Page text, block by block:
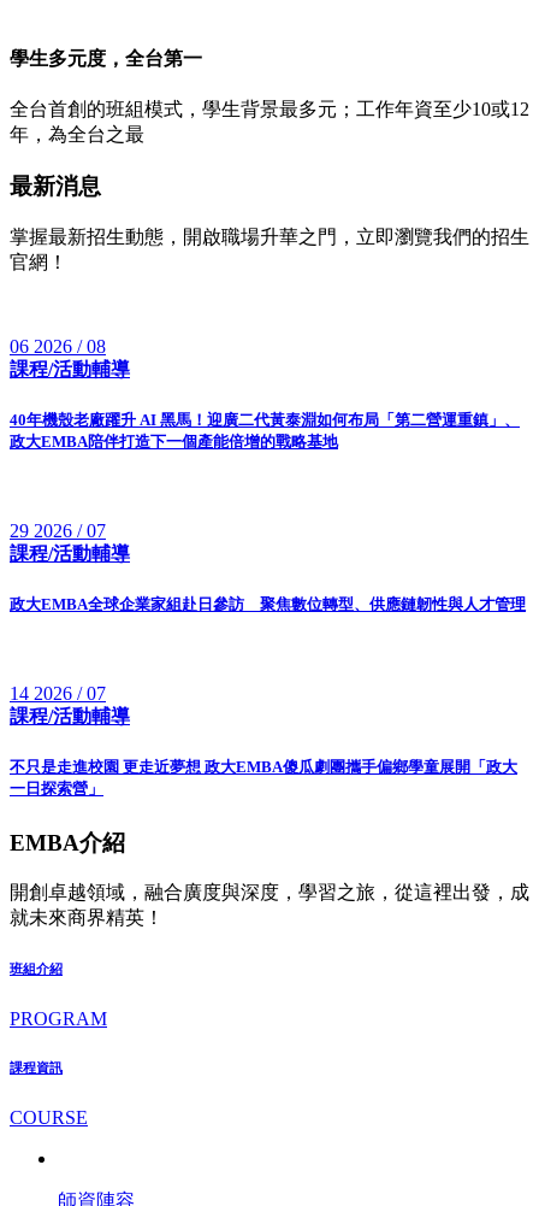
學生多元度，全台第一
全台首創的班組模式，學生背景最多元；工作年資至少10或12
年，為全台之最
最新消息
掌握最新招生動態，開啟職場升華之門，立即瀏覽我們的招生
官網！
06 2026 / 08
課程/活動輔導
40年機殼老廠躍升 AI 黑馬！迎廣二代黃泰淵如何布局「第二營運重鎮」、
政大EMBA陪伴打造下一個產能倍增的戰略基地
29 2026 / 07
課程/活動輔導
政大EMBA全球企業家組赴日參訪 聚焦數位轉型、供應鏈韌性與人才管理
14 2026 / 07
課程/活動輔導
不只是走進校園 更走近夢想 政大EMBA傻瓜劇團攜手偏鄉學童展開「政大
一日探索營」
EMBA介紹
開創卓越領域，融合廣度與深度，學習之旅，從這裡出發，成
就未來商界精英！
班組介紹
PROGRAM
課程資訊
COURSE
師資陣容